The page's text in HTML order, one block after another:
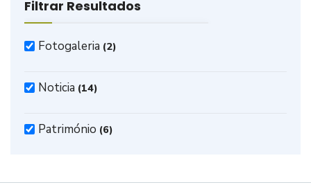
Filtrar Resultados
Fotogaleria (2)
Noticia (14)
Património (6)